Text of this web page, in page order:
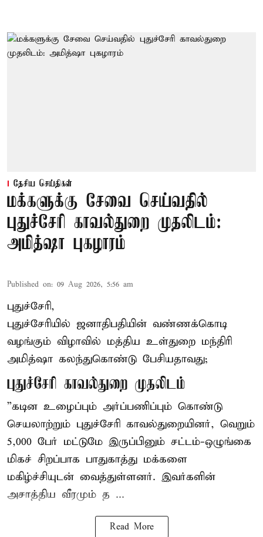
தேசிய செய்திகள்
மக்களுக்கு சேவை செய்வதில்
புதுச்சேரி காவல்துறை முதலிடம்:
அமித்ஷா புகழாரம்
Published on: 09 Aug 2026, 5:56 am
புதுச்சேரி,
புதுச்சேரியில் ஜனாதிபதியின் வண்ணக்கொடி
வழங்கும் விழாவில் மத்திய உள்துறை மந்திரி
அமித்ஷா கலந்துகொண்டு பேசியதாவது;
புதுச்சேரி காவல்துறை முதலிடம்
”கடின உழைப்பும் அர்ப்பணிப்பும் கொண்டு
செயலாற்றும் புதுச்சேரி காவல்துறையினர், வெறும்
5,000 பேர் மட்டுமே இருப்பினும் சட்டம்-ஒழுங்கை
மிகச் சிறப்பாக பாதுகாத்து மக்களை
மகிழ்ச்சியுடன் வைத்துள்ளனர். இவர்களின்
அசாத்திய வீரமும் த ...
Read More